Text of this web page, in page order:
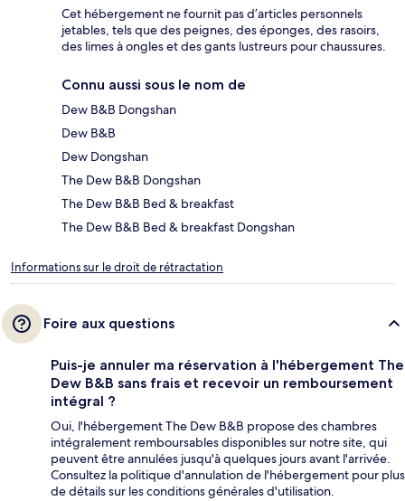
Cet hébergement ne fournit pas d’articles personnels
jetables, tels que des peignes, des éponges, des rasoirs,
des limes à ongles et des gants lustreurs pour chaussures.
Connu aussi sous le nom de
Dew B&B Dongshan
Dew B&B
Dew Dongshan
The Dew B&B Dongshan
The Dew B&B Bed & breakfast
The Dew B&B Bed & breakfast Dongshan
Informations sur le droit de rétractation
Foire aux questions
Puis-je annuler ma réservation à l'hébergement The
Dew B&B sans frais et recevoir un remboursement
intégral ?
Oui, l'hébergement The Dew B&B propose des chambres
intégralement remboursables disponibles sur notre site, qui
peuvent être annulées jusqu'à quelques jours avant l'arrivée.
Consultez la politique d'annulation de l'hébergement pour plus
de détails sur les conditions générales d'utilisation.